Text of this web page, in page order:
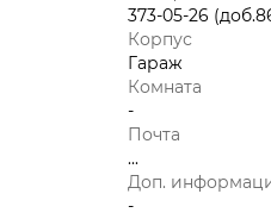
373-05-26
Корпус
Гараж
Комната
-
Почта
...
Доп.
-